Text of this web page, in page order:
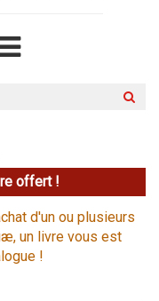
offert !
d'un ou plusieurs
un livre vous est
!